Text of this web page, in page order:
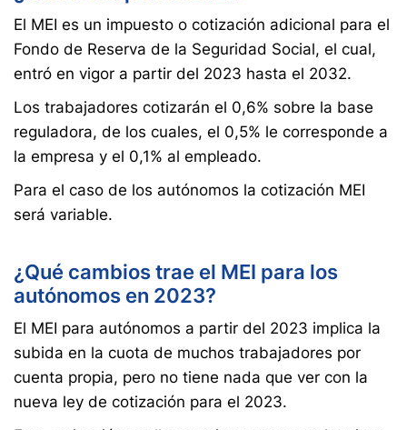
El MEI es un impuesto o cotización adicional para el
Fondo de Reserva de la Seguridad Social, el cual,
entró en vigor a partir del 2023 hasta el 2032.
Los trabajadores cotizarán el 0,6% sobre la base
reguladora, de los cuales, el 0,5% le corresponde a
la empresa y el 0,1% al empleado.
Para el caso de los autónomos la cotización MEI
será variable.
¿Qué cambios trae el MEI para los
autónomos en 2023?
El MEI para autónomos a partir del 2023 implica la
subida en la cuota de muchos trabajadores por
cuenta propia, pero no tiene nada que ver con la
nueva ley de cotización para el 2023.